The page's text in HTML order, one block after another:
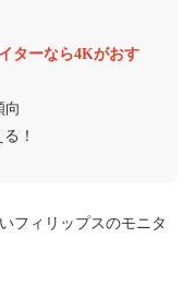
ターなら4Kがおす
向
！
フィリップスのモニタ